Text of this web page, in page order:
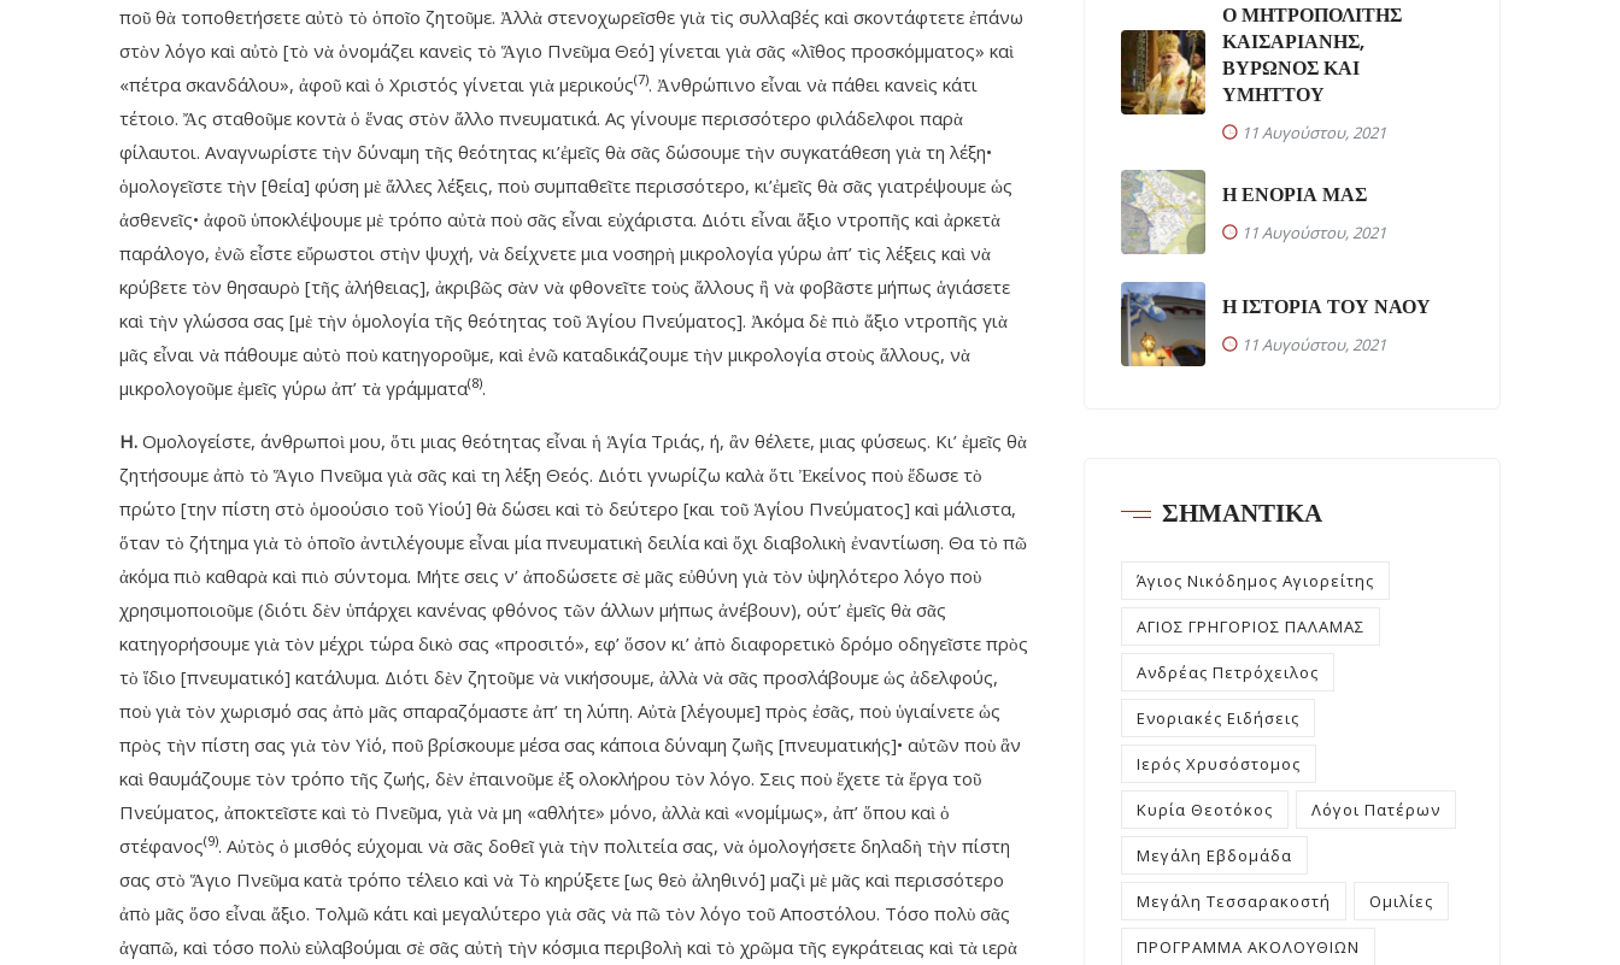
ποῦ θὰ τοποθετήσετε αὐτὸ τὸ ὁποῖο ζητοῦμε. Ἀλλὰ στενοχωρεῖσθε γιὰ τὶς συλλαβές καὶ σκοντάφτετε ἐπάνω
στὸν λόγο καὶ αὐτὸ [τὸ νὰ ὁνομάζει κανεὶς τὸ Ἅγιο Πνεῦμα Θεό] γίνεται γιὰ σᾶς «λῖθος προσκόμματος» καὶ
«πέτρα σκανδάλου», ἀφοῦ καὶ ὁ Χριστός γίνεται γιὰ μερικούς(7). Ἀνθρώπινο εἶναι νὰ πάθει κανεὶς κάτι
τέτοιο. Ἄς σταθοῦμε κοντὰ ὁ ἕνας στὸν ἄλλο πνευματικά. Ας γίνουμε περισσότερο φιλάδελφοι παρὰ
φίλαυτοι. Αναγνωρίστε τὴν δύναμη τῆς θεότητας κι’ἐμεῖς θὰ σᾶς δώσουμε τὴν συγκατάθεση γιὰ τη λέξη•
ὁμολογεῖστε τὴν [θεία] φύση μὲ ἄλλες λέξεις, ποὺ συμπαθεῖτε περισσότερο, κι’ἐμεῖς θὰ σᾶς γιατρέψουμε ὡς
ἀσθενεῖς• ἀφοῦ ὑποκλέψουμε μὲ τρόπο αὐτὰ ποὺ σᾶς εἶναι εὐχάριστα. Διότι εἶναι ἄξιο ντροπῆς καὶ ἀρκετὰ
παράλογο, ἐνῶ εἶστε εὔρωστοι στὴν ψυχή, νὰ δείχνετε μια νοσηρὴ μικρολογία γύρω ἀπ’ τὶς λέξεις καὶ νὰ
κρύβετε τὸν θησαυρὸ [τῆς ἀλήθειας], ἀκριβῶς σὰν νὰ φθονεῖτε τοὺς ἄλλους ἢ νὰ φοβᾶστε μήπως ἁγιάσετε
καὶ τὴν γλώσσα σας [μὲ τὴν ὁμολογία τῆς θεότητας τοῦ Ἁγίου Πνεύματος]. Ἀκόμα δὲ πιὸ ἄξιο ντροπῆς γιὰ
μᾶς εἶναι νὰ πάθουμε αὐτὸ ποὺ κατηγοροῦμε, καὶ ἐνῶ καταδικάζουμε τὴν μικρολογία στοὺς ἄλλους, νὰ
μικρολογοῦμε ἐμεῖς γύρω ἀπ’ τὰ γράμματα(8).
Η. Ομολογείστε, άνθρωποὶ μου, ὅτι μιας θεότητας εἶναι ἡ Ἁγία Τριάς, ή, ἂν θέλετε, μιας φύσεως. Κι’ ἐμεῖς θὰ
ζητήσουμε ἀπὸ τὸ Ἅγιο Πνεῦμα γιὰ σᾶς καὶ τη λέξη Θεός. Διότι γνωρίζω καλὰ ὅτι Ἐκείνος ποὺ ἔδωσε τὸ
πρώτο [την πίστη στὸ ὁμοούσιο τοῦ Υἱού] θὰ δώσει καὶ τὸ δεύτερο [και τοῦ Ἁγίου Πνεύματος] καὶ μάλιστα,
ὅταν τὸ ζήτημα γιὰ τὸ ὁποῖο ἀντιλέγουμε εἶναι μία πνευματικὴ δειλία καὶ ὄχι διαβολικὴ ἐναντίωση. Θα τὸ πῶ
ἀκόμα πιὸ καθαρὰ καὶ πιὸ σύντομα. Μήτε σεις ν’ ἀποδώσετε σὲ μᾶς εὐθύνη γιὰ τὸν ὑψηλότερο λόγο ποὺ
χρησιμοποιοῦμε (διότι δὲν ὑπάρχει κανένας φθόνος τῶν άλλων μήπως ἀνέβουν), ούτ’ ἐμεῖς θὰ σᾶς
κατηγορήσουμε γιὰ τὸν μέχρι τώρα δικὸ σας «προσιτό», εφ’ ὅσον κι’ ἀπὸ διαφορετικὸ δρόμο οδηγεῖστε πρὸς
τὸ ἵδιο [πνευματικό] κατάλυμα. Διότι δὲν ζητοῦμε νὰ νικήσουμε, ἀλλὰ νὰ σᾶς προσλάβουμε ὡς ἀδελφούς,
ποὺ γιὰ τὸν χωρισμό σας ἀπὸ μᾶς σπαραζόμαστε ἀπ’ τη λύπη. Αὐτὰ [λέγουμε] πρὸς ἐσᾶς, ποὺ ὑγιαίνετε ὡς
πρὸς τὴν πίστη σας γιὰ τὸν Υἱό, ποῦ βρίσκουμε μέσα σας κάποια δύναμη ζωῆς [πνευματικής]• αὐτῶν ποὺ ἂν
καὶ θαυμάζουμε τὸν τρόπο τῆς ζωής, δὲν ἐπαινοῦμε ἐξ ολοκλήρου τὸν λόγο. Σεις ποὺ ἔχετε τὰ ἔργα τοῦ
Πνεύματος, ἀποκτεῖστε καὶ τὸ Πνεῦμα, γιὰ νὰ μη «αθλήτε» μόνο, ἀλλὰ καὶ «νομίμως», ἀπ’ ὅπου καὶ ὁ
στέφανος(9). Αὐτὸς ὁ μισθός εύχομαι νὰ σᾶς δοθεῖ γιὰ τὴν πολιτεία σας, νὰ ὁμολογήσετε δηλαδὴ τὴν πίστη
σας στὸ Ἅγιο Πνεῦμα κατὰ τρόπο τέλειο καὶ νὰ Τὸ κηρύξετε [ως θεὸ ἀληθινό] μαζὶ μὲ μᾶς καὶ περισσότερο
ἀπὸ μᾶς ὅσο εἶναι ἄξιο. Τολμῶ κάτι καὶ μεγαλύτερο γιὰ σᾶς νὰ πῶ τὸν λόγο τοῦ Αποστόλου. Τόσο πολὺ σᾶς
ἀγαπῶ, καὶ τόσο πολὺ εὐλαβούμαι σὲ σᾶς αὐτὴ τὴν κόσμια περιβολὴ καὶ τὸ χρῶμα τῆς εγκράτειας καὶ τὰ ιερὰ
Ο ΜΗΤΡΟΠΟΛΙΤΗΣ
ΚΑΙΣΑΡΙΑΝΗΣ,
ΒΥΡΩΝΟΣ ΚΑΙ
ΥΜΗΤΤΟΥ
11 Αυγούστου, 2021
Η ΕΝΟΡΙΑ ΜΑΣ
11 Αυγούστου, 2021
Η ΙΣΤΟΡΙΑ ΤΟΥ ΝΑΟΥ
11 Αυγούστου, 2021
ΣΗΜΑΝΤΙΚΑ
Άγιος Νικόδημος Αγιορείτης
ΑΓΙΟΣ ΓΡΗΓΟΡΙΟΣ ΠΑΛΑΜΑΣ
Ανδρέας Πετρόχειλος
Ενοριακές Ειδήσεις
Ιερός Χρυσόστομος
Κυρία Θεοτόκος Λόγοι Πατέρων
Μεγάλη Εβδομάδα
Μεγάλη Τεσσαρακοστή Ομιλίες
ΠΡΟΓΡΑΜΜΑ ΑΚΟΛΟΥΘΙΩΝ